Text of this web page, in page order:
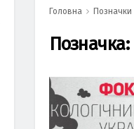
Головна Позначки
Позначка: